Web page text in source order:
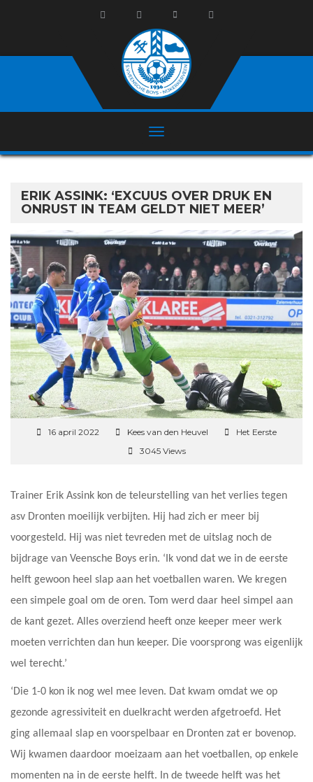
ERIK ASSINK: ‘EXCUUS OVER DRUK EN
ONRUST IN TEAM GELDT NIET MEER’
16 april 2022 Kees van den Heuvel
Het Eerste
3045 Views
Trainer Erik Assink kon de teleurstelling van het verlies tegen
asv Dronten moeilijk verbijten. Hij had zich er meer bij
voorgesteld. Hij was niet tevreden met de uitslag noch de
bijdrage van Veensche Boys erin. ‘Ik vond dat we in de eerste
helft gewoon heel slap aan het voetballen waren. We kregen
een simpele goal om de oren. Tom werd daar heel simpel aan
de kant gezet. Alles overziend heeft onze keeper meer werk
moeten verrichten dan hun keeper. Die voorsprong was eigenlijk
wel terecht.’
‘Die 1-0 kon ik nog wel mee leven. Dat kwam omdat we op
gezonde agressiviteit en duelkracht werden afgetroefd. Het
ging allemaal slap en voorspelbaar en Dronten zat er bovenop.
Wij kwamen daardoor moeizaam aan het voetballen, op enkele
momenten na in de eerste helft. In de tweede helft was het